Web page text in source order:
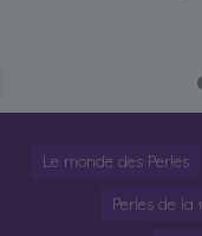
Le monde des Perles
Perles de la